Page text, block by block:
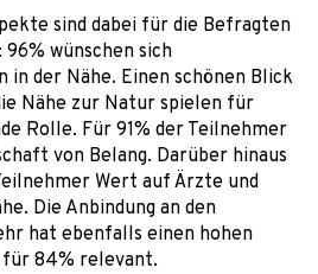
sind dabei für die Befragten
wünschen sich
in der Nähe. Einen schönen Blick
Nähe zur Natur spielen für
Rolle. Für 91% der Teilnehmer
von Belang. Darüber hinaus
Wert auf Ärzte und
Die Anbindung an den
hat ebenfalls einen hohen
84% relevant.